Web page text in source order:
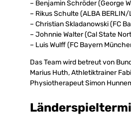
– Benjamin Schröder (George
– Rikus Schulte (ALBA
– Christian Skladanowski (FC
– Johnnie Walter (Cal State
– Luis Wulff (FC Bayern
Das Team wird betreut von
Marius Huth, Athletiktrainer
Physiotherapeut Simon